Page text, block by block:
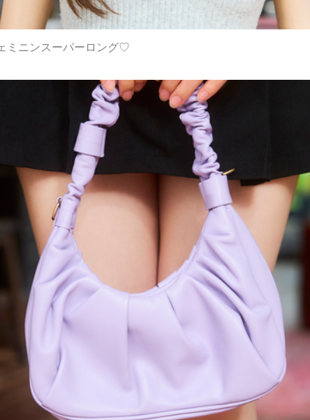
ミニンスーパーロング♡